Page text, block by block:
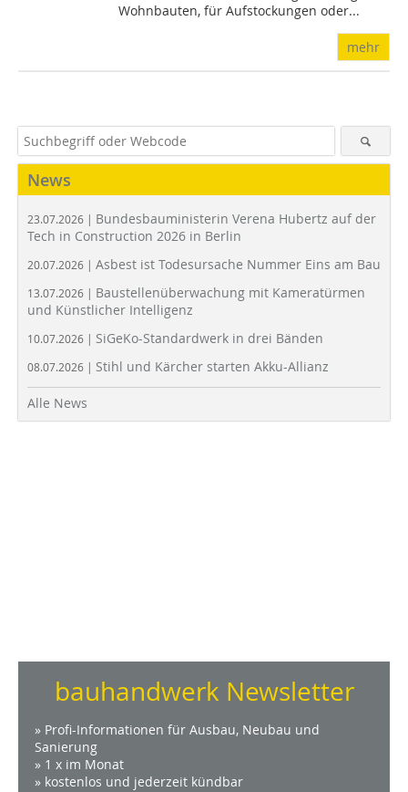
Wohnbauten, für Aufstockungen oder...
mehr
News
23.07.2026 | Bundesbauministerin Verena Hubertz auf der
Tech in Construction 2026 in Berlin
20.07.2026 | Asbest ist Todesursache Nummer Eins am Bau
13.07.2026 | Baustellenüberwachung mit Kameratürmen
und Künstlicher Intelligenz
10.07.2026 | SiGeKo-Standardwerk in drei Bänden
08.07.2026 | Stihl und Kärcher starten Akku-Allianz
Alle News
bauhandwerk Newsletter
» Profi-Informationen für Ausbau, Neubau und
Sanierung
» 1 x im Monat
» kostenlos und jederzeit kündbar